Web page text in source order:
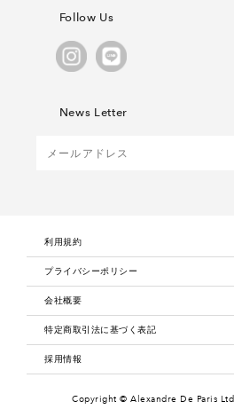
Follow Us
News Letter
利用規約
プライバシーポリシー
会社概要
特定商取引法に基づく表記
採用情報
Copyright © Alexandre De Paris Ltd